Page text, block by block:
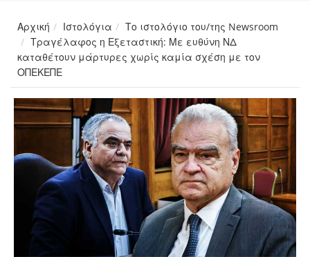
Αρχική Ιστολόγια
Το ιστολόγιο του/της Newsroom
Τραγέλαφος η Εξεταστική: Με ευθύνη ΝΔ
καταθέτουν μάρτυρες χωρίς καμία σχέση με τον
ΟΠΕΚΕΠΕ